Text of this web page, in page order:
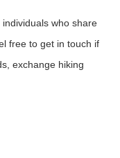
who share
free to get in touch if
exchange hiking